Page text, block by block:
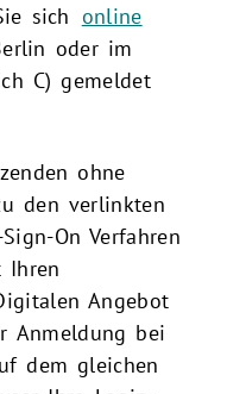
sich online
oder im
C) gemeldet
ohne
den verlinkten
On Verfahren
Ihren
Angebot
Anmeldung bei
dem gleichen